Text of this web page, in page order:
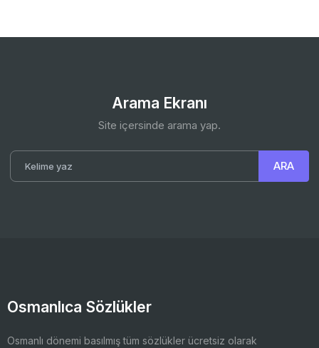
Arama Ekranı
Site içersinde arama yap.
Osmanlıca Sözlükler
Osmanlı dönemi basılmış tüm sözlükler ücretsiz olarak